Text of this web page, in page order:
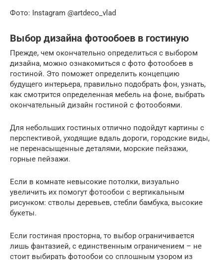
Фото: Instagram @artdeco_vlad
Выбор дизайна фотообоев в гостиную
Прежде, чем окончательно определиться с выбором
дизайна, можно ознакомиться с фото фотообоев в
гостиной. Это поможет определить концепцию
будущего интерьера, правильно подобрать фон, узнать,
как смотрится определенная мебель на фоне, выбрать
окончательный дизайн гостиной с фотообоями.
Для небольших гостиных отлично подойдут картины с
перспективой, уходящие вдаль дороги, городские виды,
не перенасыщенные деталями, морские пейзажи,
горные пейзажи.
Если в комнате невысокие потолки, визуально
увеличить их помогут фотообои с вертикальным
рисунком: стволы деревьев, стебли бамбука, высокие
букеты.
Если гостиная просторна, то выбор ограничивается
лишь фантазией, с единственным ограничением – не
стоит выбирать фотообои со сплошным узором из